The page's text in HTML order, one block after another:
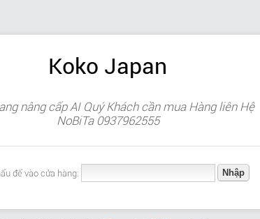
Koko Japan
nâng cấp AI Quý Khách cần mua Hàng liên Hệ
NoBiTa 0937962555
để vào cửa hàng: